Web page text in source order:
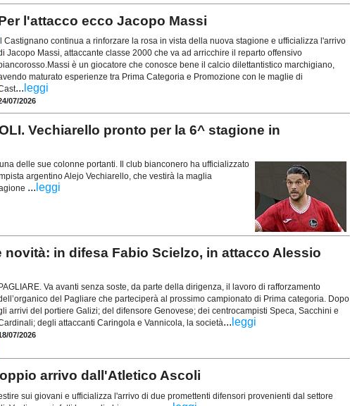
l'attacco ecco Jacopo Massi
Il Castignano continua a rinforzare la rosa in vista della nuova stagione e ufficializza l'arrivo
Jacopo Massi, attaccante classe 2000 che va ad arricchire il reparto offensivo
è un giocatore che conosce bene il calcio dilettantistico marchigiano,
maturato esperienze tra Prima Categoria e Promozione con le maglie di
... leggi
07/2026
Vechiarello pronto per la 6^ stagione in
delle sue colonne portanti. Il club bianconero ha ufficializzato
argentino Alejo Vechiarello, che vestirà la maglia
... leggi
novità: in difesa Fabio Scielzo, in attacco Alessio
PAGLIARE. Va avanti senza soste, da parte della dirigenza, il lavoro di rafforzamento
del Pagliare che parteciperà al prossimo campionato di Prima categoria. Dopo
arrivi del portiere Galizi; del difensore Genovese; dei centrocampisti Speca, Sacchini e
degli attaccanti Caringola e Vannicola, la società... leggi
07/2026
arrivo dall'Atletico Ascoli
sui giovani e ufficializza l'arrivo di due promettenti difensori provenienti dal settore